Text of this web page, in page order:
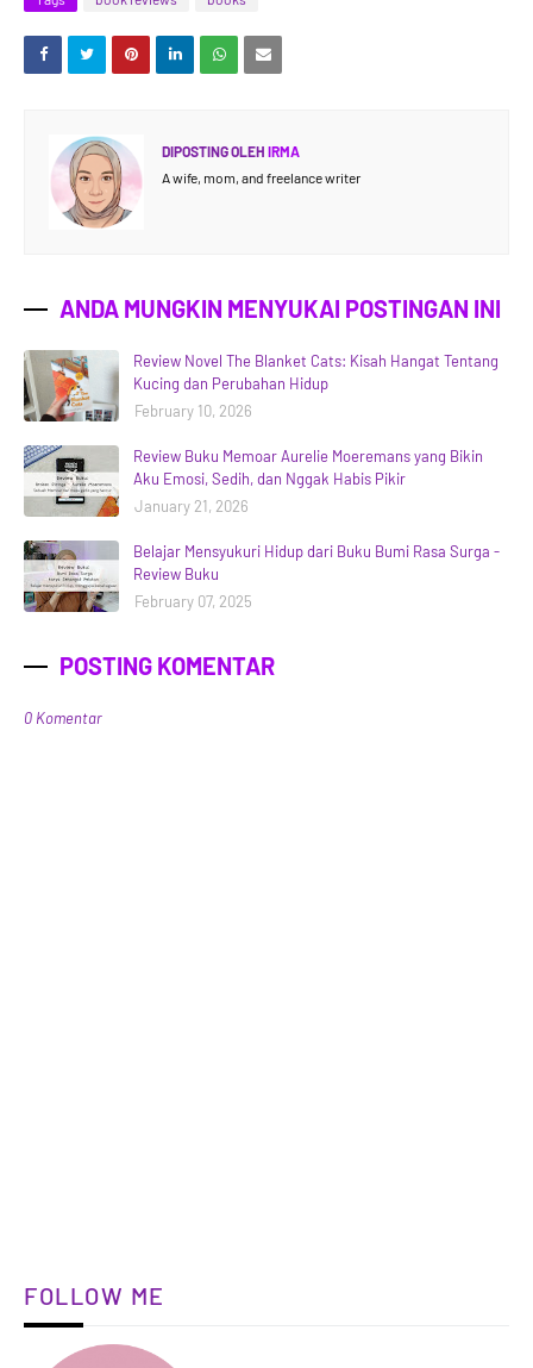
DIPOSTING OLEH IRMA
A wife, mom, and freelance writer
ANDA MUNGKIN MENYUKAI POSTINGAN INI
Review Novel The Blanket Cats: Kisah Hangat Tentang
Kucing dan Perubahan Hidup
February 10, 2026
Review Buku Memoar Aurelie Moeremans yang Bikin
Aku Emosi, Sedih, dan Nggak Habis Pikir
January 21, 2026
Belajar Mensyukuri Hidup dari Buku Bumi Rasa Surga -
Review Buku
February 07, 2025
POSTING KOMENTAR
0 Komentar
FOLLOW ME